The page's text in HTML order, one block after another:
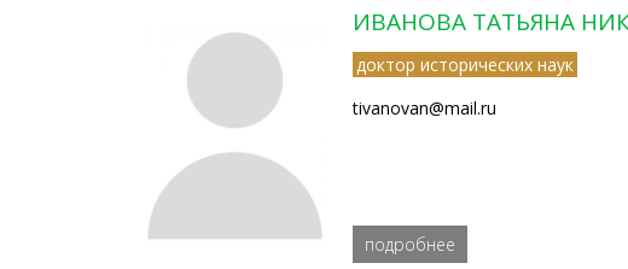
ИВАНОВА ТАТЬЯНА
доктор исторических наук
tivanovan@mail.ru
подробнее